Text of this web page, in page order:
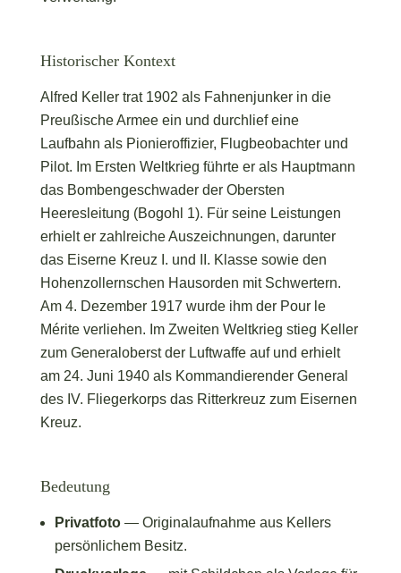
Historischer Kontext
Alfred Keller trat 1902 als Fahnenjunker in die
Preußische Armee ein und durchlief eine
Laufbahn als Pionieroffizier, Flugbeobachter und
Pilot. Im Ersten Weltkrieg führte er als Hauptmann
das Bombengeschwader der Obersten
Heeresleitung (Bogohl 1). Für seine Leistungen
erhielt er zahlreiche Auszeichnungen, darunter
das Eiserne Kreuz I. und II. Klasse sowie den
Hohenzollernschen Hausorden mit Schwertern.
Am 4. Dezember 1917 wurde ihm der Pour le
Mérite verliehen. Im Zweiten Weltkrieg stieg Keller
zum Generaloberst der Luftwaffe auf und erhielt
am 24. Juni 1940 als Kommandierender General
des IV. Fliegerkorps das Ritterkreuz zum Eisernen
Kreuz.
Bedeutung
Privatfoto— Originalaufnahme aus Kellers
persönlichem Besitz.